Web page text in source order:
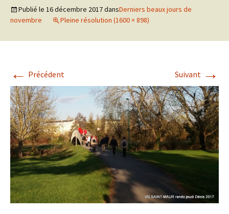
Publié le 16 décembre 2017dansDerniers beaux jours de
novembre
Pleine résolution (1600 × 898)
← Précédent Suivant →